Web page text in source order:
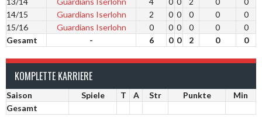
14/15
Guardians Iserlohn 2 0 0 0 0
0
15/16
Guardians Iserlohn 0 0 0 0 0
0
Gesamt
- 6 0 0 2 0 0
KOMPLETTE KARRIERE
Saison Spiele T A Str Punkte
Min
Gesamt